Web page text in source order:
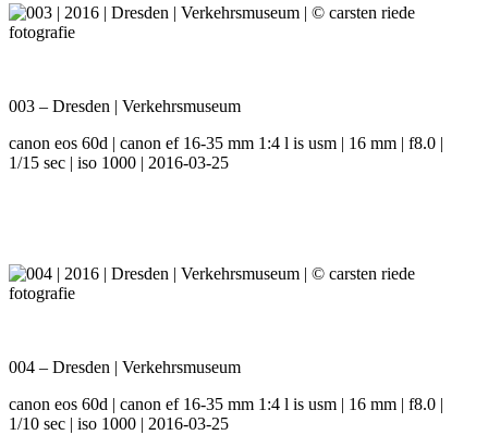
003 – Dresden | Verkehrsmuseum
canon eos 60d | canon ef 16-35 mm 1:4 l is usm | 16 mm | f8.0 |
1/15 sec | iso 1000 | 2016-03-25
004 – Dresden | Verkehrsmuseum
canon eos 60d | canon ef 16-35 mm 1:4 l is usm | 16 mm | f8.0 |
1/10 sec | iso 1000 | 2016-03-25